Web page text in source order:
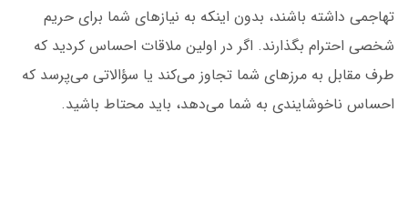
تهاجمی داشته باشند، بدون اینکه به نیازهای شما برای حریم
شخصی احترام بگذارند. اگر در اولین ملاقات احساس کردید که
طرف مقابل به مرزهای شما تجاوز می‌کند یا سؤالاتی می‌پرسد که
احساس ناخوشایندی به شما می‌دهد، باید محتاط باشید.